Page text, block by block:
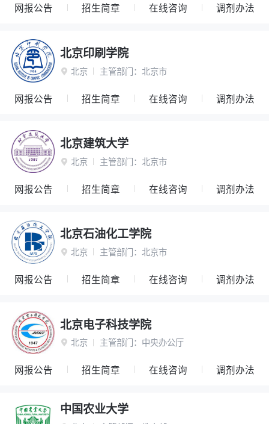
网报公告 招生简章 在线咨询 调剂办法
北京印刷学院
 北京 主管部门： 北京市
网报公告 招生简章 在线咨询 调剂办法
北京建筑大学
 北京 主管部门： 北京市
网报公告 招生简章 在线咨询 调剂办法
北京石油化工学院
 北京 主管部门： 北京市
网报公告 招生简章 在线咨询 调剂办法
北京电子科技学院
 北京 主管部门： 中央办公厅
网报公告 招生简章 在线咨询 调剂办法
中国农业大学